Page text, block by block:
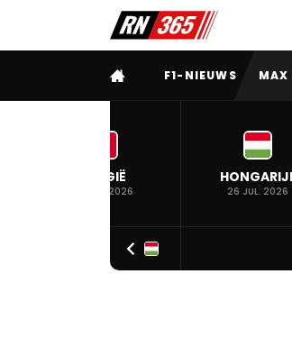
VOLLEDIG MENU
F1-NIEUWS MAX
BELGIË
19 JUL. 2026 26 JUL. 2026